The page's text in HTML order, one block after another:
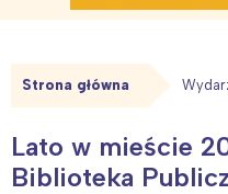
Strona główna
Lato w mieście
Biblioteka